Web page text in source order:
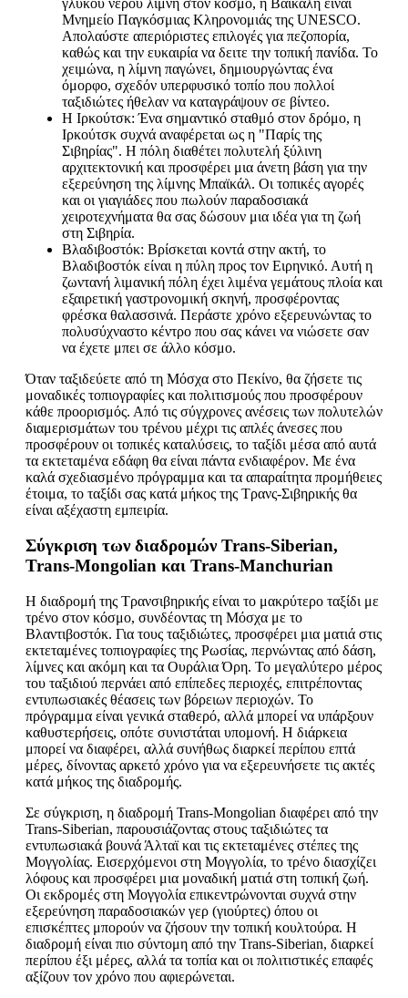
γλυκού νερού λίμνη στον κόσμο, η Βαϊκάλη είναι
Μνημείο Παγκόσμιας Κληρονομιάς της UNESCO.
Απολαύστε απεριόριστες επιλογές για πεζοπορία,
καθώς και την ευκαιρία να δειτε την τοπική πανίδα. Το
χειμώνα, η λίμνη παγώνει, δημιουργώντας ένα
όμορφο, σχεδόν υπερφυσικό τοπίο που πολλοί
ταξιδιώτες ήθελαν να καταγράψουν σε βίντεο.
Η Ιρκούτσκ: Ένα σημαντικό σταθμό στον δρόμο, η
Ιρκούτσκ συχνά αναφέρεται ως η "Παρίς της
Σιβηρίας". Η πόλη διαθέτει πολυτελή ξύλινη
αρχιτεκτονική και προσφέρει μια άνετη βάση για την
εξερεύνηση της λίμνης Μπαϊκάλ. Οι τοπικές αγορές
και οι γιαγιάδες που πωλούν παραδοσιακά
χειροτεχνήματα θα σας δώσουν μια ιδέα για τη ζωή
στη Σιβηρία.
Βλαδιβοστόκ: Βρίσκεται κοντά στην ακτή, το
Βλαδιβοστόκ είναι η πύλη προς τον Ειρηνικό. Αυτή η
ζωντανή λιμανική πόλη έχει λιμένα γεμάτους πλοία και
εξαιρετική γαστρονομική σκηνή, προσφέροντας
φρέσκα θαλασσινά. Περάστε χρόνο εξερευνώντας το
πολυσύχναστο κέντρο που σας κάνει να νιώσετε σαν
να έχετε μπει σε άλλο κόσμο.
Όταν ταξιδεύετε από τη Μόσχα στο Πεκίνο, θα ζήσετε τις
μοναδικές τοπιογραφίες και πολιτισμούς που προσφέρουν
κάθε προορισμός. Από τις σύγχρονες ανέσεις των πολυτελών
διαμερισμάτων του τρένου μέχρι τις απλές άνεσες που
προσφέρουν οι τοπικές καταλύσεις, το ταξίδι μέσα από αυτά
τα εκτεταμένα εδάφη θα είναι πάντα ενδιαφέρον. Με ένα
καλά σχεδιασμένο πρόγραμμα και τα απαραίτητα προμήθειες
έτοιμα, το ταξίδι σας κατά μήκος της Τρανς-Σιβηρικής θα
είναι αξέχαστη εμπειρία.
Σύγκριση των διαδρομών Trans-Siberian,
Trans-Mongolian και Trans-Manchurian
Η διαδρομή της Τρανσιβηρικής είναι το μακρύτερο ταξίδι με
τρένο στον κόσμο, συνδέοντας τη Μόσχα με το
Βλαντιβοστόκ. Για τους ταξιδιώτες, προσφέρει μια ματιά στις
εκτεταμένες τοπιογραφίες της Ρωσίας, περνώντας από δάση,
λίμνες και ακόμη και τα Ουράλια Όρη. Το μεγαλύτερο μέρος
του ταξιδιού περνάει από επίπεδες περιοχές, επιτρέποντας
εντυπωσιακές θέασεις των βόρειων περιοχών. Το
πρόγραμμα είναι γενικά σταθερό, αλλά μπορεί να υπάρξουν
καθυστερήσεις, οπότε συνιστάται υπομονή. Η διάρκεια
μπορεί να διαφέρει, αλλά συνήθως διαρκεί περίπου επτά
μέρες, δίνοντας αρκετό χρόνο για να εξερευνήσετε τις ακτές
κατά μήκος της διαδρομής.
Σε σύγκριση, η διαδρομή Trans-Mongolian διαφέρει από την
Trans-Siberian, παρουσιάζοντας στους ταξιδιώτες τα
εντυπωσιακά βουνά Άλταϊ και τις εκτεταμένες στέπες της
Μογγολίας. Εισερχόμενοι στη Μογγολία, το τρένο διασχίζει
λόφους και προσφέρει μια μοναδική ματιά στη τοπική ζωή.
Οι εκδρομές στη Μογγολία επικεντρώνονται συχνά στην
εξερεύνηση παραδοσιακών γερ (γιούρτες) όπου οι
επισκέπτες μπορούν να ζήσουν την τοπική κουλτούρα. Η
διαδρομή είναι πιο σύντομη από την Trans-Siberian, διαρκεί
περίπου έξι μέρες, αλλά τα τοπία και οι πολιτιστικές επαφές
αξίζουν τον χρόνο που αφιερώνεται.